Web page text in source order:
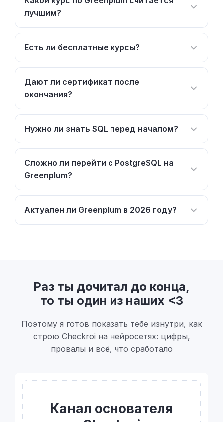
лучшим?
Есть ли бесплатные курсы?
Дают ли сертификат после
окончания?
Нужно ли знать SQL перед началом?
Сложно ли перейти с PostgreSQL на
Greenplum?
Актуален ли Greenplum в 2026 году?
Раз ты дочитал до конца,
то ты один из наших <3
Поэтому я готов показать тебе изнутри, как
строю Checkroi на нейросетях: цифры,
провалы и всё, что сработало
Канал основателя